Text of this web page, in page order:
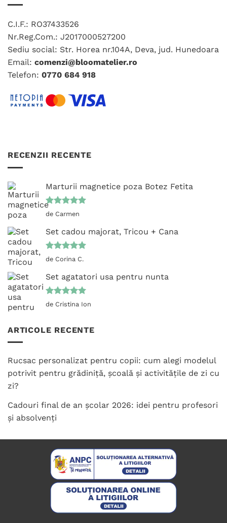
C.I.F.: RO37433526
Nr.Reg.Com.: J2017000527200
Sediu social: Str. Horea nr.104A, Deva, jud. Hunedoara
Email: comenzi@bloomatelier.ro
Telefon: 0770 684 918
RECENZII RECENTE
Marturii magnetice poza Botez Fetita
Evaluat la
de Carmen
Set cadou majorat, Tricou + Cana
Evaluat la
de Corina C.
Set agatatori usa pentru nunta
Evaluat la
de Cristina Ion
ARTICOLE RECENTE
Rucsac personalizat pentru copii: cum alegi modelul
potrivit pentru grădiniță, școală și activitățile de zi cu
zi?
Cadouri final de an școlar 2026: idei pentru profesori
și absolvenți